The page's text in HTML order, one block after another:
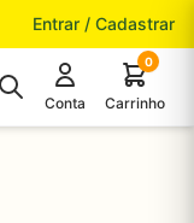
Entrar / Cadastrar
Conta
0
Carrinho